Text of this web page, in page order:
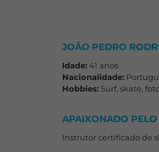
JOÃO PEDRO
Idade:41 anos
Nacionalidade:
Hobbies: Surf, skate,
APAIXONADO
Instrutor certificado de